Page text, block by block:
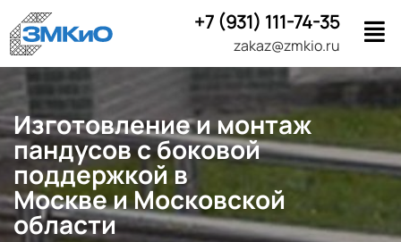
+7 (931) 111-74-35
zakaz@zmkio.ru
Изготовление и монтаж
пандусов с боковой
поддержкой в
Москве и Московской
области